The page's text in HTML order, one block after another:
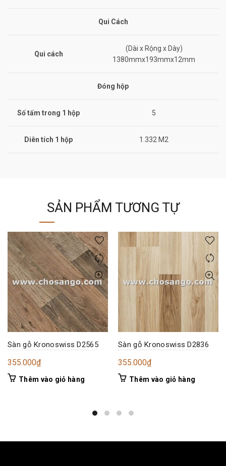
Qui Cách
Qui cách
(Dài x Rộng x Dày)
1380mmx193mmx12mm
Đóng hộp
Số tấm trong 1 hộp 5
Diên tích 1 hộp 1.332 M2
SẢN PHẨM TƯƠNG TỰ
Sàn gỗ Kronoswiss D2565
355.000₫
Thêm vào giỏ hàng
Sàn gỗ Kronoswiss D2836
355.000₫
Thêm vào giỏ hàng